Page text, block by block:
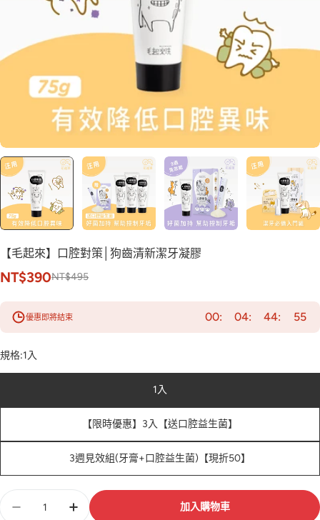
【毛起來】口腔對策│狗齒清新潔牙凝膠
NT$390NT$495
優惠即將結束 00 04 44 54
規格:1入
1入
【限時優惠】3入【送口腔益生菌】
3週見效組(牙膏+口腔益生菌)【現折50】
量
加入購物車